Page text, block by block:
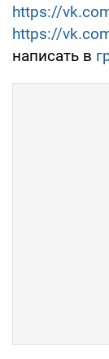
https://
https://
написать в